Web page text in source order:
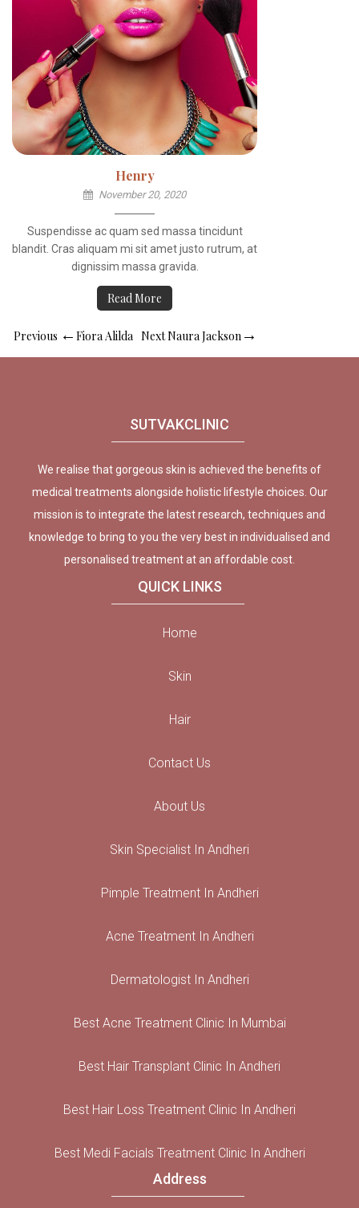
Henry
November 20, 2020
Suspendisse ac quam sed massa tincidunt
blandit. Cras aliquam mi sit amet justo rutrum, at
dignissim massa gravida.
Read More
Post
navigation
Previous
Previous Fiora Alilda
Next
NextNaura Jackson
SUTVAKCLINIC
We realise that gorgeous skin is achieved the benefits of
medical treatments alongside holistic lifestyle choices. Our
mission is to integrate the latest research, techniques and
knowledge to bring to you the very best in individualised and
personalised treatment at an affordable cost.
QUICK LINKS
Home
Skin
Hair
Contact Us
About Us
Skin Specialist In Andheri
Pimple Treatment In Andheri
Acne Treatment In Andheri
Dermatologist In Andheri
Best Acne Treatment Clinic In Mumbai
Best Hair Transplant Clinic In Andheri
Best Hair Loss Treatment Clinic In Andheri
Best Medi Facials Treatment Clinic In Andheri
Address